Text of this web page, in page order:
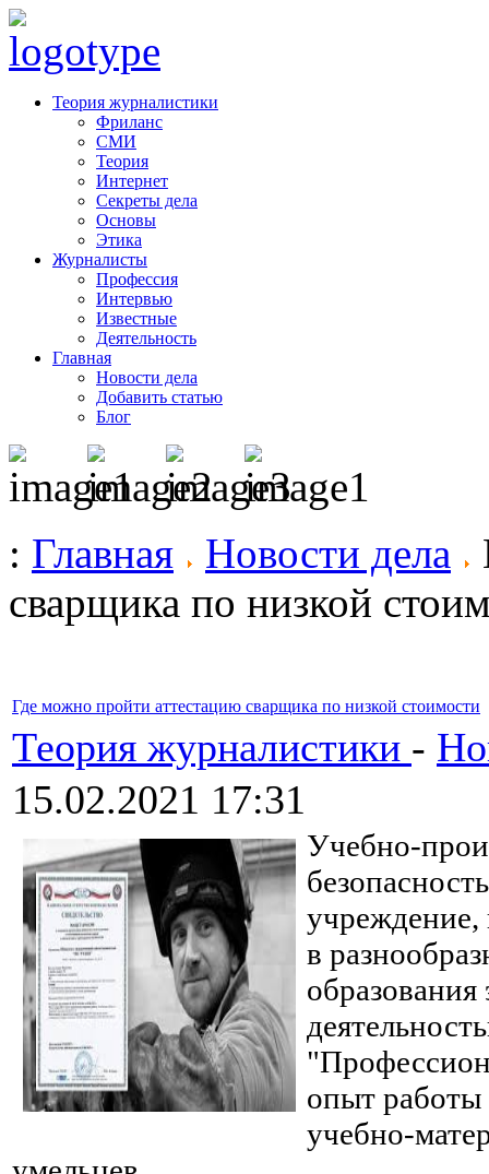
Теория журналистики
Фриланс
СМИ
Теория
Интернет
Секреты дела
Основы
Этика
Журналисты
Профессия
Интервью
Известные
Деятельность
Главная
Новости дела
Добавить статью
Блог
: Главная Новости дела
сварщика по низкой
Где можно пройти аттестацию сварщика по низкой стоимости
Теория журналистики -
15.02.2021 17:31
Учебно-
учреждение,
в
образования
опыт
учебно-